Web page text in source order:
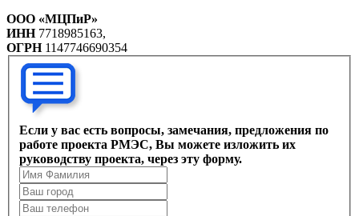
ООО «МЦПиР»
ИНН7718985163,
ОГРН1147746690354
Если у вас есть вопросы, замечания, предложения по
работе проекта РМЭС, Вы можете изложить их
руководству проекта, через эту форму.